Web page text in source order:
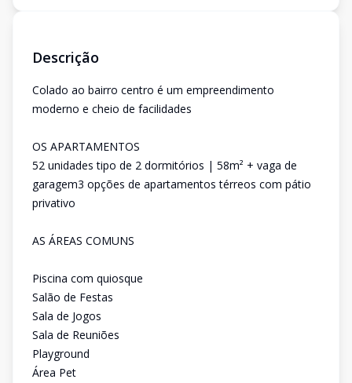
Descrição
Colado ao bairro centro é um empreendimento
moderno e cheio de facilidades
OS APARTAMENTOS
52 unidades tipo de 2 dormitórios | 58m² + vaga de
garagem3 opções de apartamentos térreos com pátio
privativo
AS ÁREAS COMUNS
Piscina com quiosque
Salão de Festas
Sala de Jogos
Sala de Reuniões
Playground
Área Pet